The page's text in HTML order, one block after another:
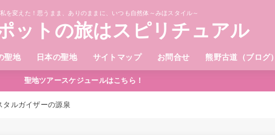
を変えた！思うまま、ありのままに、いつも自然体～みほスタイル～
ットの旅はスピリチュアル
聖地 日本の聖地 サイトマップ お問合せ 熊野古道（ブログ）
聖地ツアースケジュールはこちら！
タルガイザーの源泉